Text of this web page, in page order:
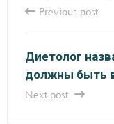
Previous post
Диетолог
должны быть
Next post